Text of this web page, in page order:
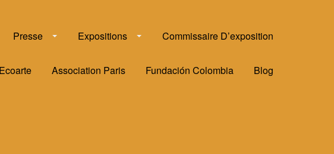
Presse Expositions Commissaire D’exposition
Association Paris Fundación Colombia Blog